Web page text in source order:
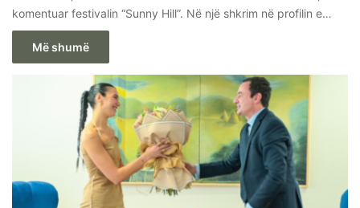
komentuar festivalin “Sunny Hill”. Në një shkrim në profilin e…
Më shumë